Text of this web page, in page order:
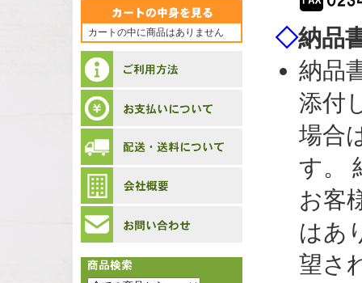
カートの中に商品はありません ◇納品
納品
添付
場合
す。
お客
はあ
望さ